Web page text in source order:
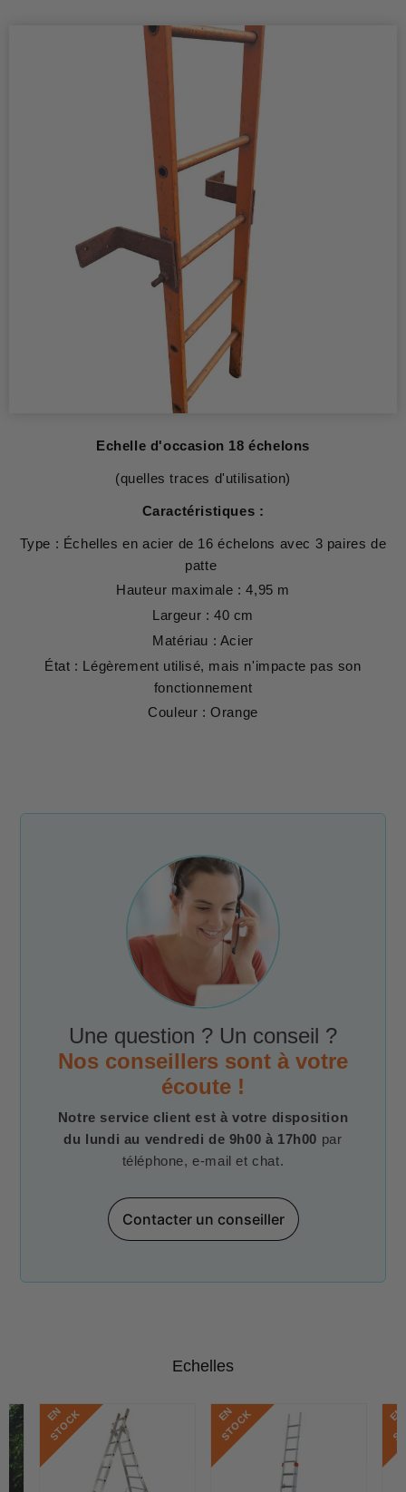
Echelle d'occasion 18 échelons
(quelles traces d'utilisation)
Caractéristiques :
Type : Échelles en acier de 16 échelons avec 3 paires de
patte
Hauteur maximale : 4,95 m
Largeur : 40 cm
Matériau : Acier
État : Légèrement utilisé, mais n'impacte pas son
fonctionnement
Couleur : Orange
Une question ? Un conseil ?
Nos conseillers sont à votre
écoute !
Notre service client est à votre disposition
du lundi au vendredi de 9h00 à 17h00 par
téléphone, e-mail et chat.
Contacter un conseiller
Echelles
E
N
S
T
O
C
K E
N
S
T
O
C
K E
N
S
T
O
C